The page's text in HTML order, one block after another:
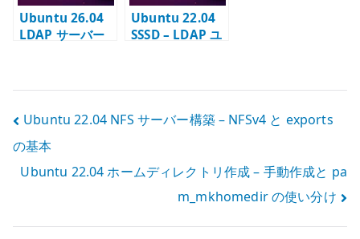
Ubuntu 26.04
LDAP サーバー
る
Ubuntu 22.04
SSSD – LDAP ユ
投
稿
ナ
ビ
Ubuntu 22.04 NFS サーバー構築 – NFSv4 と exports
の基本
Ubuntu 22.04 ホームディレクトリ作成 – 手動作成と pa
m_mkhomedir の使い分け